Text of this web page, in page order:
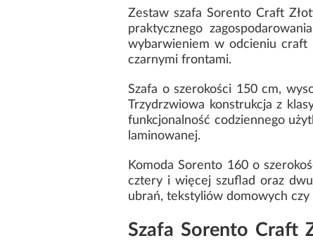
Zestaw szafa Sorento Craft
praktycznego
wybarwieniem w odcieniu craft
czarnymi frontami.
Szafa o szerokości 150 cm,
Trzydrzwiowa konstrukcja z
funkcjonalność codziennego
laminowanej.
Komoda Sorento 160 o
cztery i więcej szuflad oraz
ubrań, tekstyliów domowych czy
Szafa Sorento Craft